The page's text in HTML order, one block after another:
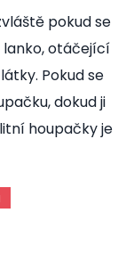
pokud se
lanko, otáčející
Pokud se
dokud ji
houpačky je